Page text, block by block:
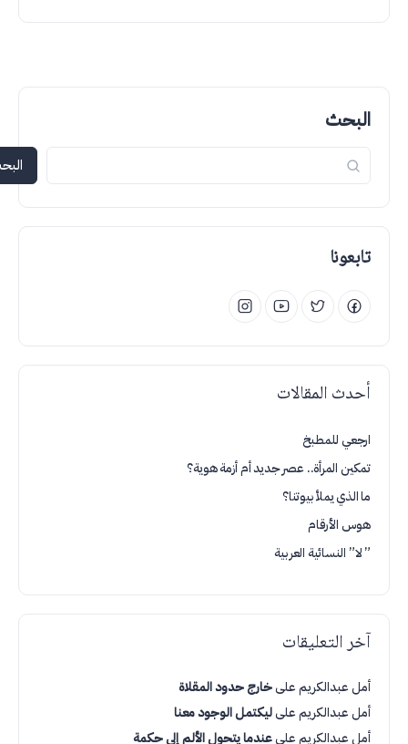
البحث
البحث
تابعونا
أحدث المقالات
ارجعي للمطبخ
تمكين المرأة.. عصر جديد أم أزمة هوية؟
ما الذي يملأ بيوتنا؟
هوس الأرقام
” لا” النسائية العربية
آخر التعليقات
أمل عبدالكريمعلىخارج حدود المقلاة
أمل عبدالكريمعلىليكتمل الوجود معنا
أمل عبدالكريمعلىعندما يتحول الألم إلى حكمة